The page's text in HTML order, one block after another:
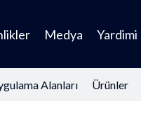
Medya Yardimi
Alanları Ürünler